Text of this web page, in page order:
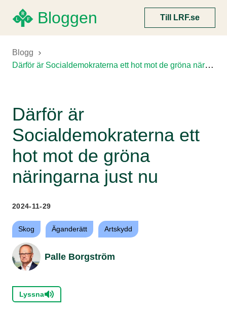
Bloggen Till LRF.se
Blogg
Därför är Socialdemokraterna ett hot mot de gröna näringarna just nu
Därför är
Socialdemokraterna ett
hot mot de gröna
näringarna just nu
2024-11-29
Skog Äganderätt Artskydd
Palle Borgström
Lyssna